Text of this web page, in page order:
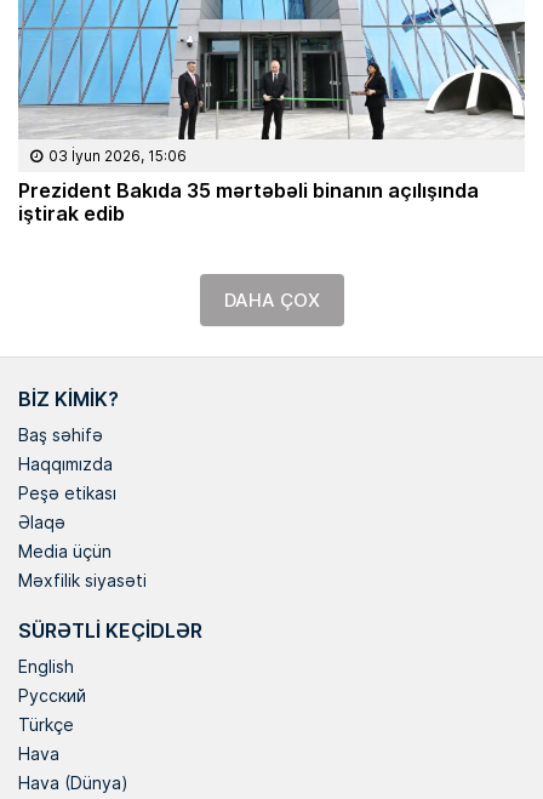
03 İyun 2026, 15:06
Prezident Bakıda 35 mərtəbəli binanın açılışında
iştirak edib
DAHA ÇOX
BIZ KIMIK?
Baş səhifə
Haqqımızda
Peşə etikası
Əlaqə
Media üçün
Məxfilik siyasəti
SÜRƏTLI KEÇIDLƏR
English
Русский
Türkçe
Hava
Hava (Dünya)